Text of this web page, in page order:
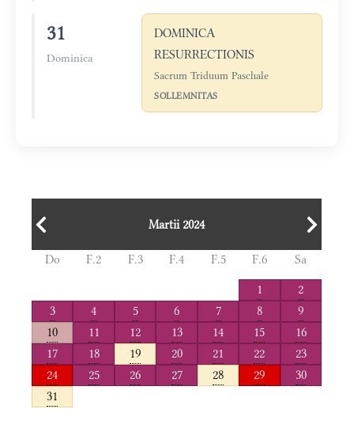
31
Dominica
DOMINICA
RESURRECTIONIS
Sacrum Triduum Paschale
SOLLEMNITAS
Martii 2024
Do F.2 F.3 F.4 F.5 F.6
Sa
1
2
3
4 5 6 7 8
9
10
11 12 13 14 15
16
17
18 19 20 21 22
23
24
25 26 27 28 29
30
31